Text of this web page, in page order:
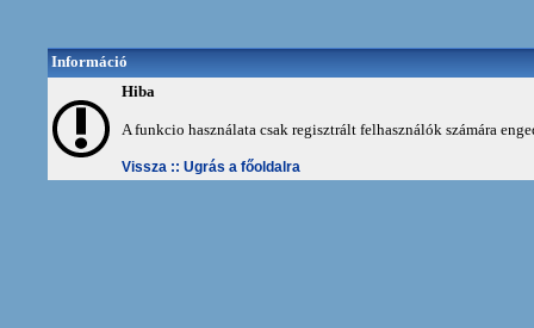
Információ
Hiba
A funkcio használata csak regisztrált felhasználók számára
Vissza :: Ugrás a főoldalra